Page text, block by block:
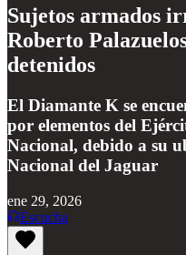
Sujetos armados
Roberto
detenidos
El Diamante K se
por elementos del
Nacional, debido a su
Nacional del Jaguar
ene 29, 2026
Escucha